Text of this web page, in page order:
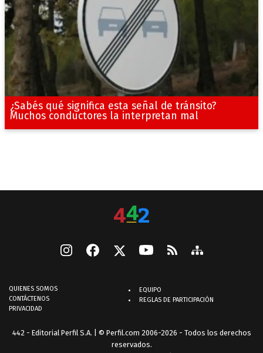
¿Sabés qué significa esta señal de tránsito?
Muchos conductores la interpretan mal
QUIENES SOMOS
CONTÁCTENOS
PRIVACIDAD
EQUIPO
REGLAS DE PARTICIPACIÓN
442 - Editorial Perfil S.A. | © Perfil.com 2006-2026 - Todos los derechos
reservados.